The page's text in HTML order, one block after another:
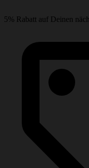
5% Rabatt auf Deinen